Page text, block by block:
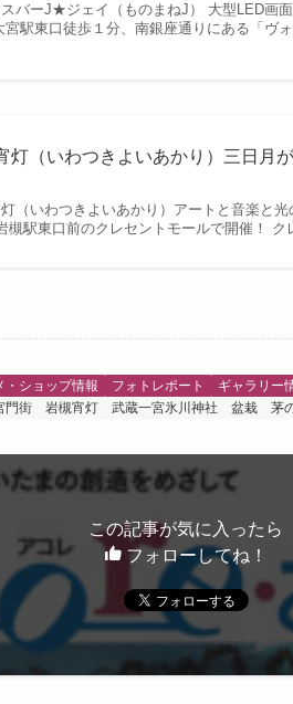
スバーJ★ジェイ（ものまねJ） 大型LED画
宮駅東口徒歩１分、南銀座通りにある「
灯（いわつきよいあかり）三日月
（いわつきよいあかり）アートと音楽と
槻駅東口前のクレセントモールで開催！
・ショップ情報 フォトレポート ギャラリー
門街 岩槻宵灯 武蔵一宮氷川神社 盆栽 茅
この記事が気に入ったら
フォローしてね！